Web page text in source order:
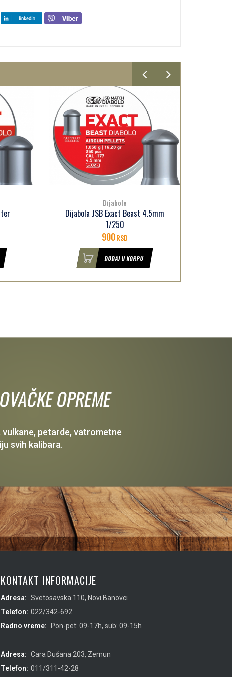
Dijabole
Dijabola H&N Rabbit Magnum
Power 5.5mm 1/200
1.690RSD
DODAJ U KORPU
OPREME
petarde, vatrometne
svih kalibara.
KONTAKT INFORMACIJE
Adresa: Svetosavska 110, Novi Banovci
Telefon: 022/342-692
Radno vreme:
Pon-pet: 09-17h, sub: 09-15h
Adresa: Cara Dušana 203, Zemun
Telefon: 011/311-42-28